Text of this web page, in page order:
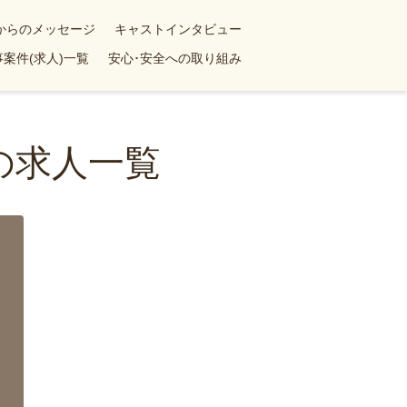
らのメッセージ
キャストインタビュー
案件(求人)一覧 安心･安全への取り組み
求人一覧